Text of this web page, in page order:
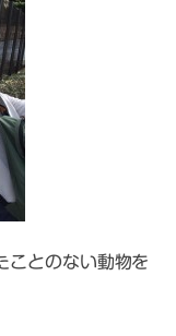
ことのない動物を